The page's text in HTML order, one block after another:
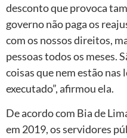
desconto que provoca
governo não paga os
com os nossos direitos,
pessoas todos os meses.
coisas que nem estão nas
executado”, afirmou ela.
De acordo com Bia de
em 2019, os servidores